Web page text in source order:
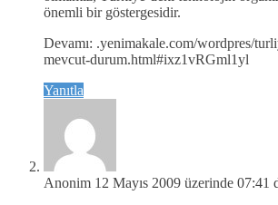
önemli bir göstergesidir.
Devamı: .yenimakale.com/wordpres/
mevcut-durum.html#ixz1vRGml1yl
Yanıtla
Anonim 12 Mayıs 2009 üzerinde 07:41